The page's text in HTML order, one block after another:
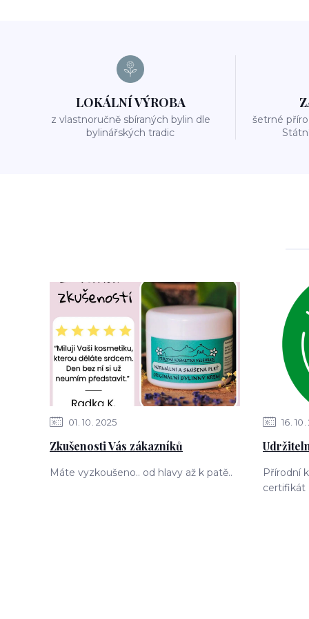
LOKÁLNÍ VÝROBA
z vlastnoručně sbíraných bylin dle
bylinářských tradic
šetrné
01 10 2025
Zkušenosti Vás zákazníků
Máte vyzkoušeno.. od hlavy až k patě..
16 10
Přírodní
certifikát